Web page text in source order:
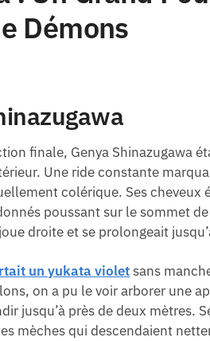
Démons
finale, Genya Shinazugawa
Une ride constante
colérique. Ses cheveux
poussant sur le sommet
droite et se prolongeait
un yukata violetsans
on a pu le voir arborer une
jusqu’à près de deux mètres.
mèches qui descendaient